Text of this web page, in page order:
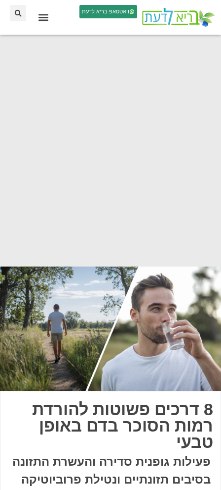
וואטסאפ בריא לדעת
8 דרכים פשוטות להורדת
רמות הסוכר בדם באופן
טבעי
פעילות גופנית סדירה והעשרת התזונה
בסיבים תזונתיים ונטילת פרוביוטיקה